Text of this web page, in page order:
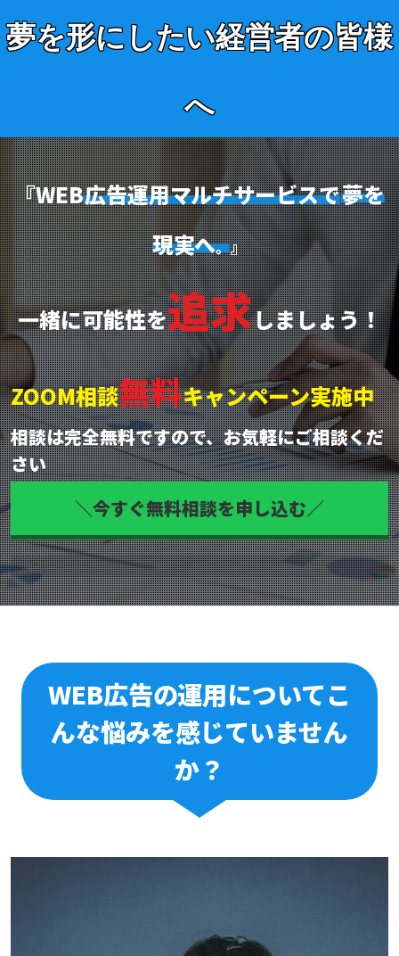
夢を形にしたい経営者の皆様
へ
『WEB広告運用マルチサービスで夢を
現実へ。』
一緒に可能性を追求しましょう！
ZOOM相談無料キャンペーン実施中
相談は完全無料ですので、お気軽にご相談くだ
さい
＼今すぐ無料相談を申し込む／
WEB広告の運用についてこ
んな悩みを感じていません
か？